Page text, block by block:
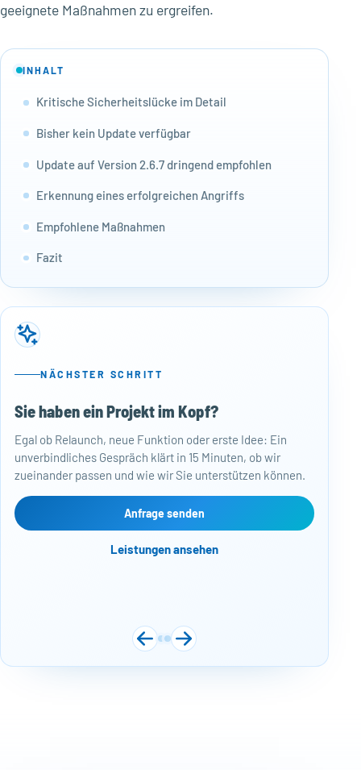
geeignete Maßnahmen zu ergreifen.
INHALT
Kritische Sicherheitslücke im Detail
Bisher kein Update verfügbar
Update auf Version 2.6.7 dringend empfohlen
Erkennung eines erfolgreichen Angriffs
Empfohlene Maßnahmen
Fazit
NÄCHSTER SCHRITT
Sie haben ein Projekt im Kopf?
Egal ob Relaunch, neue Funktion oder erste Idee: Ein
unverbindliches Gespräch klärt in 15 Minuten, ob wir
zueinander passen und wie wir Sie unterstützen können.
Anfrage senden
Leistungen ansehen